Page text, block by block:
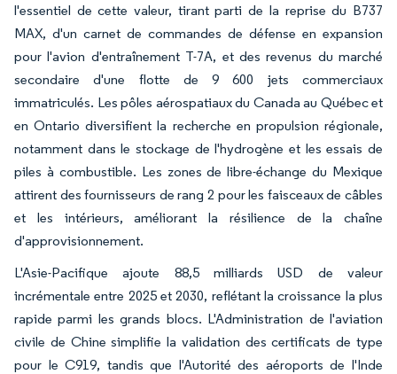
l'essentiel de cette valeur, tirant parti de la reprise du B737
MAX, d'un carnet de commandes de défense en expansion
pour l'avion d'entraînement T-7A, et des revenus du marché
secondaire d'une flotte de 9 600 jets commerciaux
immatriculés. Les pôles aérospatiaux du Canada au Québec et
en Ontario diversifient la recherche en propulsion régionale,
notamment dans le stockage de l'hydrogène et les essais de
piles à combustible. Les zones de libre-échange du Mexique
attirent des fournisseurs de rang 2 pour les faisceaux de câbles
et les intérieurs, améliorant la résilience de la chaîne
d'approvisionnement.
L'Asie-Pacifique ajoute 88,5 milliards USD de valeur
incrémentale entre 2025 et 2030, reflétant la croissance la plus
rapide parmi les grands blocs. L'Administration de l'aviation
civile de Chine simplifie la validation des certificats de type
pour le C919, tandis que l'Autorité des aéroports de l'Inde